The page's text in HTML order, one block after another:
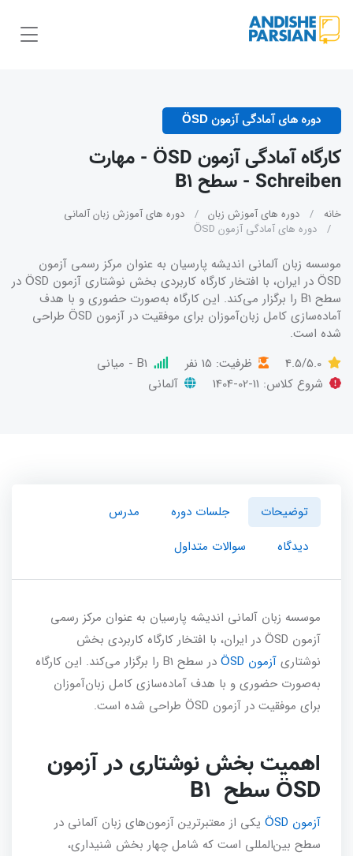
دوره های آمادگی آزمون ÖSD
کارگاه آمادگی آزمون ÖSD - مهارت
Schreiben - سطح B1
خانه دوره های آموزش زبان
دوره های آموزش زبان آلمانی
دوره های آمادگی آزمون ÖSD
موسسه زبان آلمانی اندیشه پارسیان به عنوان مرکز رسمی آزمون
ÖSD در ایران، با افتخار کارگاه کاربردی بخش نوشتاری آزمون ÖSD در
سطح B1 را برگزار می‌کند. این کارگاه به‌صورت حضوری و با هدف
آماده‌سازی کامل زبان‌آموزان برای موفقیت در آزمون ÖSD طراحی
شده است.
4.5/5.0
ظرفیت: 15 نفر
B1 - میانی
شروع کلاس: 1404-02-11 آلمانی
توضیحات جلسات دوره
مدرس
دیدگاه
سوالات متداول
موسسه زبان آلمانی اندیشه پارسیان به عنوان مرکز رسمی
آزمون ÖSD در ایران، با افتخار کارگاه کاربردی بخش
نوشتاریآزمون ÖSD
در سطح B1 را برگزار می‌کند. این کارگاه
به‌صورت حضوری و با هدف آماده‌سازی کامل زبان‌آموزان
برای موفقیت در آزمون ÖSD طراحی شده است.
اهمیت بخش نوشتاری در آزمون
ÖSD سطح B1
آزمون ÖSD
یکی از معتبرترین آزمون‌های زبان آلمانی در
سطح بین‌المللی است که شامل چهار بخش شنیداری،